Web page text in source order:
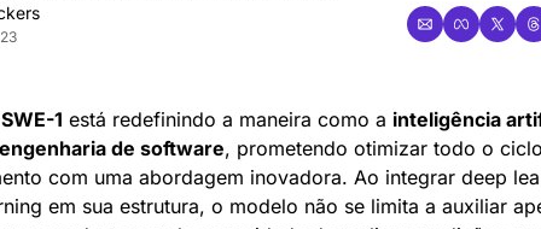
1 está redefinindo a maneira como a inteligência
de software, prometendo otimizar todo o
com uma abordagem inovadora. Ao integrar deep
em sua estrutura, o modelo não se limita a auxiliar